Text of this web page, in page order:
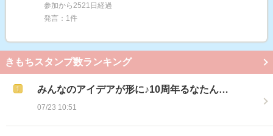
参加から2521日経過
発言：1件
きもちスタンプ数ランキング
みんなのアイデアが形に♪10周年るなたん…
07/23 10:51